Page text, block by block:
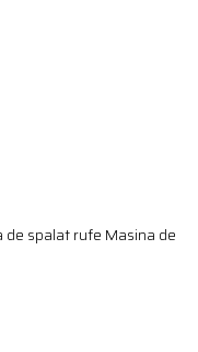
spalat rufe Masina de